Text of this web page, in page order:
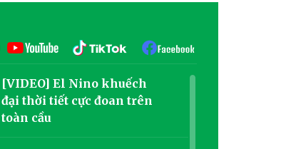
[VIDEO] El Nino khuếch
đại thời tiết cực đoan trên
toàn cầu